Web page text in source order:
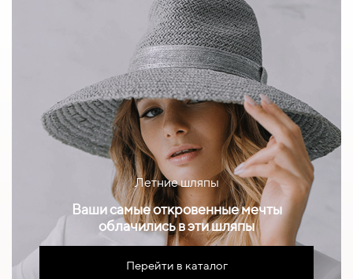
Летние шляпы
Ваши самые откровенные мечты
облачились в эти шляпы
Перейти в каталог